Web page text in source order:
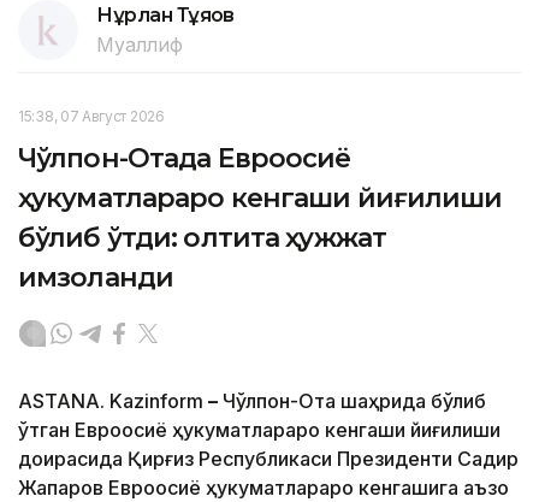
Нұрлан Тұяқов
Муаллиф
15:38, 07 Август 2026
Чўлпон-Отада Евроосиё
ҳукуматлараро кенгаши йиғилиши
бўлиб ўтди: олтита ҳужжат
имзоланди
ASTANA. Kazinform – Чўлпон-Ота шаҳрида бўлиб
ўтган Евроосиё ҳукуматлараро кенгаши йиғилиши
доирасида Қирғиз Республикаси Президенти Садир
Жапаров Евроосиё ҳукуматлараро кенгашига аъзо